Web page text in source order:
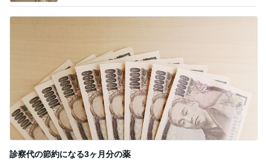
診察代の節約になる3ヶ月分の薬